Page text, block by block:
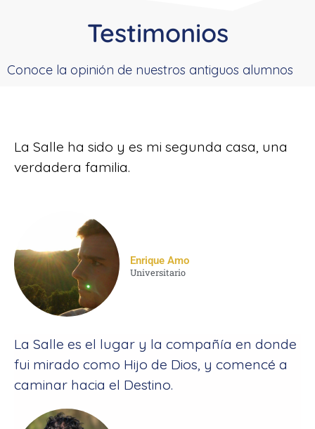
Testimonios
Conoce la opinión de nuestros antiguos alumnos
La Salle ha sido y es mi segunda casa, una
verdadera familia.
Enrique Amo
Universitario
La Salle es el lugar y la compañía en donde
fui mirado como Hijo de Dios, y comencé a
caminar hacia el Destino.